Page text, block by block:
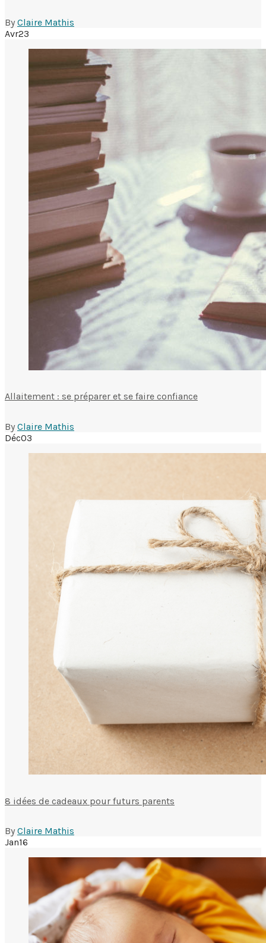
By Claire Mathis
Avr23
Allaitement : se préparer et se faire confiance
By Claire Mathis
Déc03
8 idées de cadeaux pour futurs parents
By Claire Mathis
Jan16